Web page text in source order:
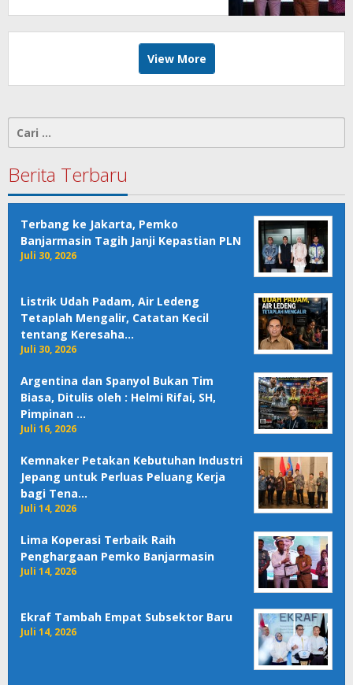
View More
Cari
untuk:
Berita Terbaru
Terbang ke Jakarta, Pemko
Banjarmasin Tagih Janji Kepastian PLN
Juli 30, 2026
Listrik Udah Padam, Air Ledeng
Tetaplah Mengalir, Catatan Kecil
tentang Keresaha…
Juli 30, 2026
Argentina dan Spanyol Bukan Tim
Biasa, Ditulis oleh : Helmi Rifai, SH,
Pimpinan …
Juli 16, 2026
Kemnaker Petakan Kebutuhan Industri
Jepang untuk Perluas Peluang Kerja
bagi Tena…
Juli 14, 2026
Lima Koperasi Terbaik Raih
Penghargaan Pemko Banjarmasin
Juli 14, 2026
Ekraf Tambah Empat Subsektor Baru
Juli 14, 2026